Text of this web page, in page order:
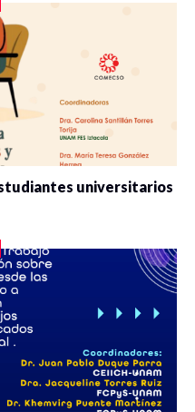
Ordenamiento
Desarrollo
Urbano del
IMPLAN
Guanajuato.
comentarista:
Juan Del Cerro
Disruptivo TV y
director de
México.
Invitados:
universitarios